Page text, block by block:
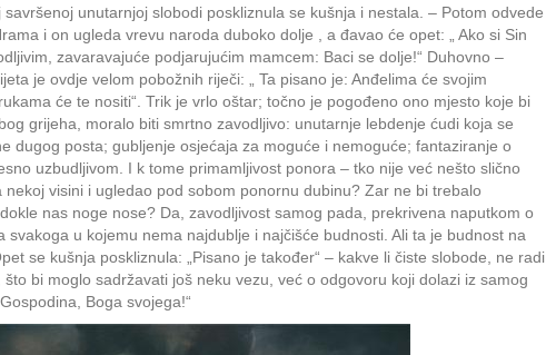
unutarnjoj slobodi poskliznula se kušnja i nestala. – Potom odvede
i on ugleda vrevu naroda duboko dolje , a đavao će opet: „ Ako si Sin
zavaravajuće podjarujućim mamcem: Baci se dolje!“ Duhovno –
je ovdje velom pobožnih riječi: „ Ta pisano je: Anđelima će svojim
će te nositi“. Trik je vrlo oštar; točno je pogođeno ono mjesto koje bi
grijeha, moralo biti smrtno zavodljivo: unutarnje lebdenje ćudi koja se
dugog posta; gubljenje osjećaja za moguće i nemoguće; fantaziranje o
uzbudljivom. I k tome primamljivost ponora – tko nije već nešto slično
nekoj visini i ugledao pod sobom ponornu dubinu? Zar ne bi trebalo
nas noge nose? Da, zavodljivost samog pada, prekrivena naputkom o
svakoga u kojemu nema najdublje i najčišće budnosti. Ali ta je budnost na
se kušnja poskliznula: „Pisano je također“ – kakve li čiste slobode, ne radi
bi moglo sadržavati još neku vezu, već o odgovoru koji dolazi iz samog
Boga svojega!“